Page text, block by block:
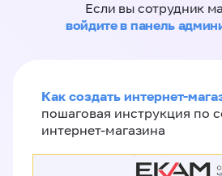
Если вы сотрудник
войдите в панель
Как создать интернет-
пошаговая инструкция по
интернет-магазина